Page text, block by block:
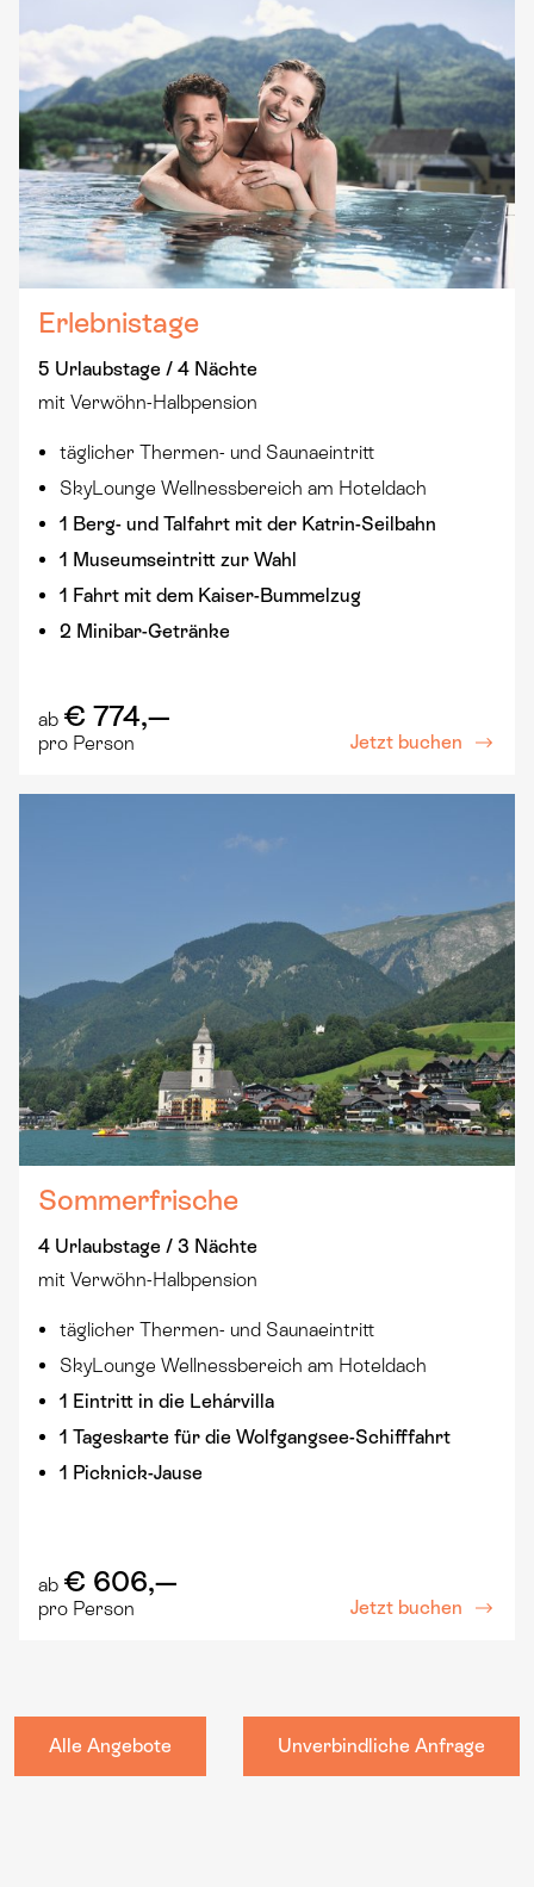
Erlebnistage
5 Urlaubstage / 4 Nächte
mit Verwöhn-Halbpension
täglicher Thermen- und Saunaeintritt
SkyLounge Wellnessbereich am Hoteldach
1 Berg- und Talfahrt mit der Katrin-Seilbahn
1 Museumseintritt zur Wahl
1 Fahrt mit dem Kaiser-Bummelzug
2 Minibar-Getränke
ab € 774,—
pro Person Jetzt buchen
Sommerfrische
4 Urlaubstage / 3 Nächte
mit Verwöhn-Halbpension
täglicher Thermen- und Saunaeintritt
SkyLounge Wellnessbereich am Hoteldach
1 Eintritt in die Lehárvilla
1 Tageskarte für die Wolfgangsee-Schifffahrt
1 Picknick-Jause
ab € 606,—
pro Person Jetzt buchen
Alle Angebote Unverbindliche Anfrage